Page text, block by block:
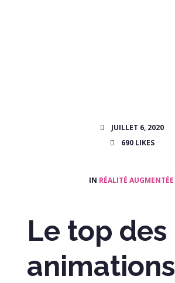
JUILLET 6, 2020
690 LIKES
IN RÉALITÉ AUGMENTÉE
Le top des
animations